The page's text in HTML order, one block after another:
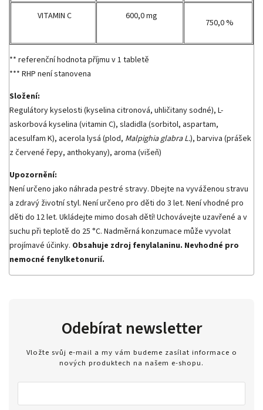
VITAMIN C 600,0 mg
750,0 %
** referenční hodnota příjmu v 1 tabletě
*** RHP není stanovena
Složení:
Regulátory kyselosti (kyselina citronová, uhličitany sodné), L-
askorbová kyselina (vitamin C), sladidla (sorbitol, aspartam,
acesulfam K), acerola lysá (plod, Malpighia glabra L.), barviva (prášek
z červené řepy, anthokyany), aroma (višeň)
Upozornění:
Není určeno jako náhrada pestré stravy. Dbejte na vyváženou stravu
a zdravý životní styl. Není určeno pro děti do 3 let. Není vhodné pro
děti do 12 let. Ukládejte mimo dosah dětí! Uchovávejte uzavřené a v
suchu při teplotě do 25 °C. Nadměrná konzumace může vyvolat
projímavé účinky. Obsahuje zdroj fenylalaninu. Nevhodné pro
nemocné fenylketonurií.
Odebírat newsletter
Vložte svůj e-mail a my vám budeme zasílat informace o
nových produktech na našem e-shopu.